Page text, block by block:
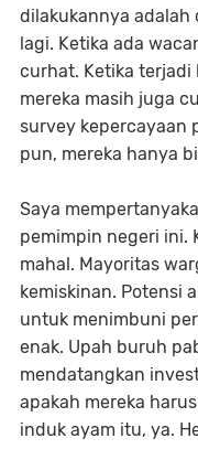
dilakukannya
lagi. Ketika ada
curhat. Ketika terjadi
mereka masih juga
survey kepercayaan
pun, mereka hanya
Saya
pemimpin negeri ini.
mahal. Mayoritas
kemiskinan. Potensi
untuk menimbuni
enak. Upah buruh
mendatangkan
apakah mereka
induk ayam itu, ya.